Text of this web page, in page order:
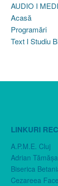
AUDIO I
Acasă
Programări
Text I Studiu
LINKURI
A.P.M.E. Cluj
Adrian
Biserica
Cezareea